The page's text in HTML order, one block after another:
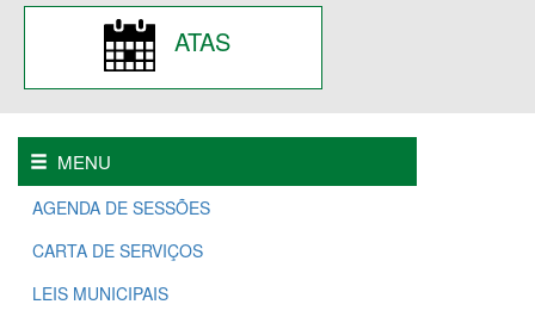
ATAS
MENU
AGENDA DE SESSÕES
CARTA DE SERVIÇOS
LEIS MUNICIPAIS